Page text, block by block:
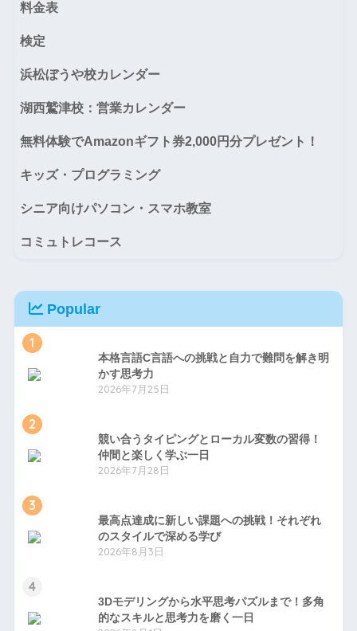
料金表
検定
浜松ぼうや校カレンダー
湖西鷲津校：営業カレンダー
無料体験でAmazonギフト券2,000円分プレゼント！
キッズ・プログラミング
シニア向けパソコン・スマホ教室
コミュトレコース
Popular
1
本格言語C言語への挑戦と自力で難問を解き明
かす思考力
2026年7月25日
2
競い合うタイピングとローカル変数の習得！
仲間と楽しく学ぶ一日
2026年7月28日
3
最高点達成に新しい課題への挑戦！それぞれ
のスタイルで深める学び
2026年8月3日
4
3Dモデリングから水平思考パズルまで！多角
的なスキルと思考力を磨く一日